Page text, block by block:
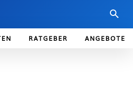
RATGEBER ANGEBOTE